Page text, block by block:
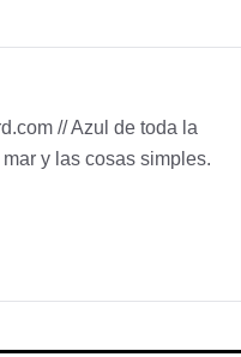
// Azul de toda la
y las cosas simples.